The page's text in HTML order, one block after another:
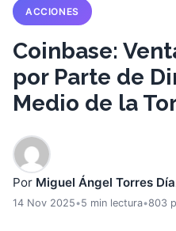
ACCIONES
Coinbase:
por Parte de
Medio de la
Por Miguel Ángel Torres
14 Nov 2025•5 min lectura•803